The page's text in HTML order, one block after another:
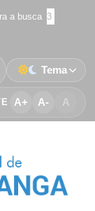
a busca 3
A+ A- A
Tema